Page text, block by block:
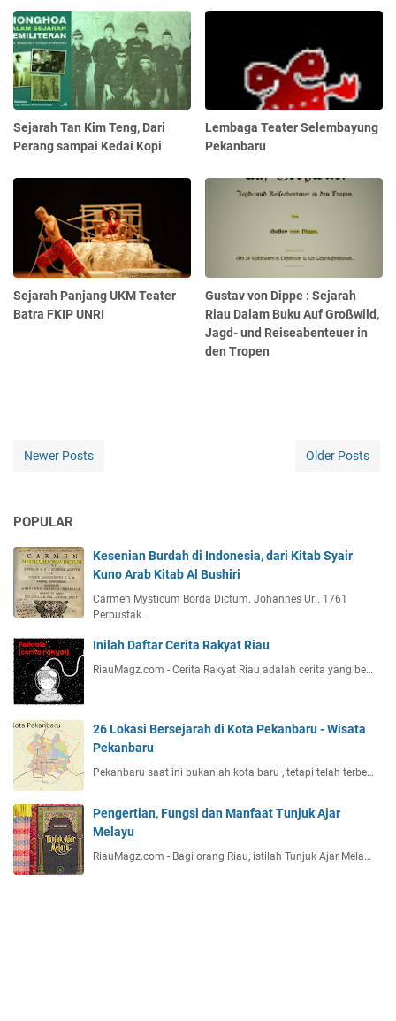
Sejarah Tan Kim Teng, Dari
Perang sampai Kedai Kopi
Lembaga Teater Selembayung
Pekanbaru
Sejarah Panjang UKM Teater
Batra FKIP UNRI
Gustav von Dippe : Sejarah
Riau Dalam Buku Auf Großwild,
Jagd- und Reiseabenteuer in
den Tropen
Newer Posts Older Posts
POPULAR
Kesenian Burdah di Indonesia, dari Kitab Syair
Kuno Arab Kitab Al Bushiri
Carmen Mysticum Borda Dictum. Johannes Uri. 1761
Perpustak…
Inilah Daftar Cerita Rakyat Riau
RiauMagz.com - Cerita Rakyat Riau adalah cerita yang be…
26 Lokasi Bersejarah di Kota Pekanbaru - Wisata
Pekanbaru
Pekanbaru saat ini bukanlah kota baru , tetapi telah terbe…
Pengertian, Fungsi dan Manfaat Tunjuk Ajar
Melayu
RiauMagz.com - Bagi orang Riau, istilah Tunjuk Ajar Mela…